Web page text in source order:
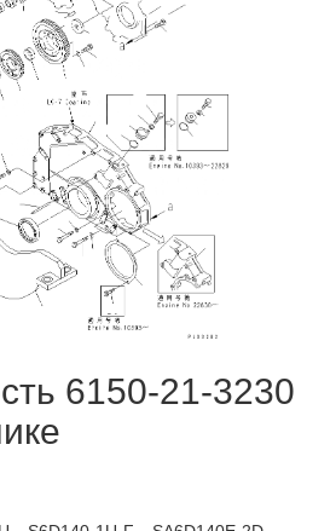
6150-21-3230